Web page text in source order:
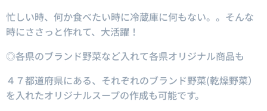
忙しい時、何か食べたい時に冷蔵庫に何もない。。そんな
時にささっと作れて、大活躍！
◎各県のブランド野菜など入れて各県オリジナル商品も
４７都道府県にある、それぞれのブランド野菜(乾燥野菜）
を入れたオリジナルスープの作成も可能です。